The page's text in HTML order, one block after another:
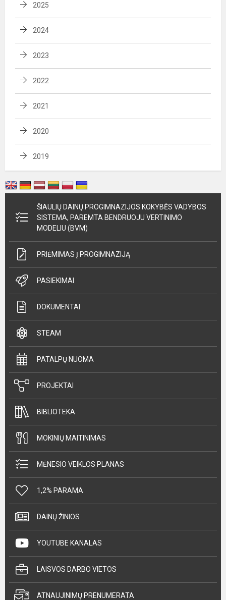
2025
2024
2023
2022
2021
2020
2019
ŠIAULIŲ DAINŲ PROGIMNAZIJOS KOKYBĖS VADYBOS
SISTEMA, PAREMTA BENDRUOJU VERTINIMO
MODELIU (BVM)
PRIĖMIMAS Į PROGIMNAZIJĄ
PASIEKIMAI
DOKUMENTAI
STEAM
PATALPŲ NUOMA
PROJEKTAI
BIBLIOTEKA
MOKINIŲ MAITINIMAS
MĖNESIO VEIKLOS PLANAS
1,2% PARAMA
DAINŲ ŽINIOS
YOUTUBE KANALAS
LAISVOS DARBO VIETOS
ATNAUJINIMŲ PRENUMERATA